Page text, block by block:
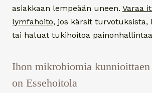
asiakkaan lempeään uneen. Varaa
lymfahoito, jos kärsit turvotuksista,
tai haluat tukihoitoa
Ihon mikrobiomia
on Essehoitola